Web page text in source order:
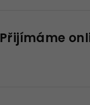
Přijímáme